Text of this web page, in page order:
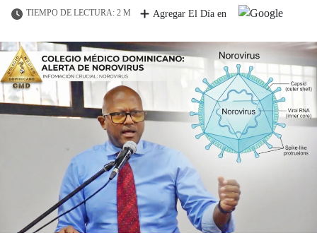
TIEMPO DE LECTURA: 2 M Agregar El Día en